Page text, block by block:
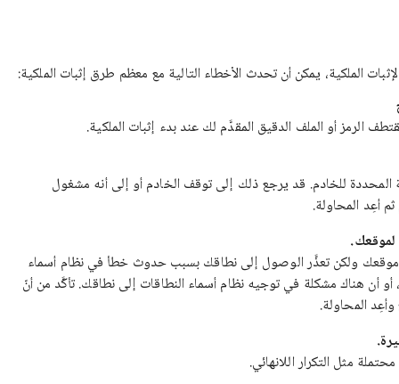
الملكية، يمكن أن تحدث الأخطاء التالية مع معظم طرق إثبات الملكية:
الرمز أو الملف الدقيق المقدَّم لك عند بدء إثبات الملكية.
المحددة للخادم. قد يرجع ذلك إلى توقف الخادم أو إلى أنه مشغول
أعِد المحاولة.
لموقعك.
موقعك ولكن تعذَّر الوصول إلى نطاقك بسبب حدوث خطأ في نظام أسماء
أن هناك مشكلة في توجيه نظام أسماء النطاقات إلى نطاقك. تأكَّد من أنّ
المحاولة.